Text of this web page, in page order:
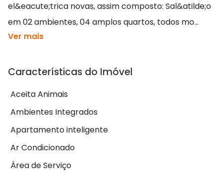
el&eacute;trica novas, assim composto: Sal&atilde;o
em 02 ambientes, 04 amplos quartos, todos mo...
Ver mais
Características do Imóvel
Aceita Animais
Ambientes Integrados
Apartamento inteligente
Ar Condicionado
Área de Serviço